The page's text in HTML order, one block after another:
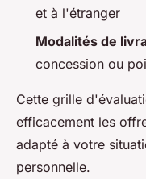
et à l'étranger
Modalités de
concession ou
Cette grille
efficacement les
adapté à votre
personnelle.